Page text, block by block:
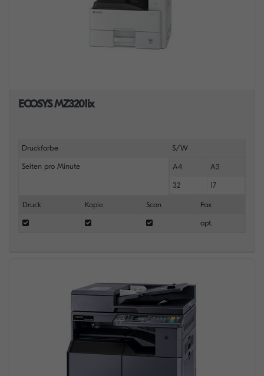
ECOSYS MZ3201ix
Druckfarbe S/W
Seiten pro Minute A4 A3
32 17
Druck Kopie Scan Fax
opt.